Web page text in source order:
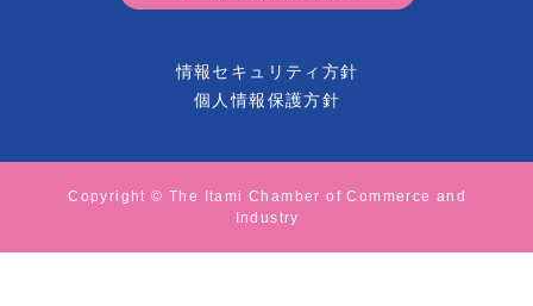
情報セキュリティ方針
個人情報保護方針
Copyright © The Itami Chamber of Commerce and
Industry